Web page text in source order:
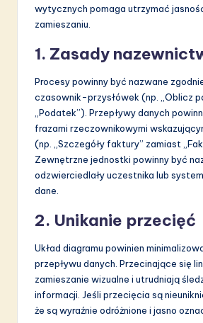
wytycznych pomaga utrzymać
zamieszaniu.
1. Zasady
Procesy powinny być nazwane
czasownik-przysłówek (np. „Oblicz
„Podatek”). Przepływy danych
frazami rzeczownikowymi
(np. „Szczegóły faktury” zamiast
Zewnętrzne jednostki powinny być
odzwierciedlały uczestnika lub
dane.
2. Unikanie przecięć
Układ diagramu powinien
przepływu danych. Przecinające się
zamieszanie wizualne i utrudniają
informacji. Jeśli przecięcia są
że są wyraźnie odróżnione i jasno